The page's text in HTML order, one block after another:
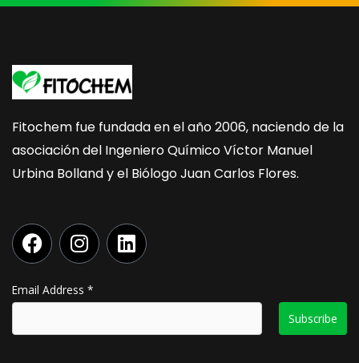
Fitochem fue fundada en el año 2006, naciendo de la
asociación del Ingeniero Químico Víctor Manuel
Urbina Bolland y el Biólogo Juan Carlos Flores.
F
a
c
e
b
o
I
n
s
t
a
g
L
i
n
e
d
Email Address *